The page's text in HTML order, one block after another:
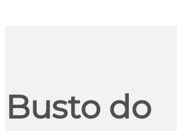
Busto do